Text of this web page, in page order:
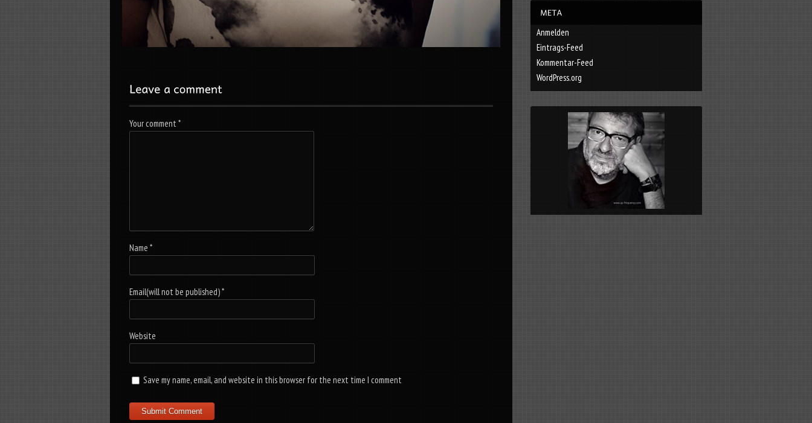
Your comment*
Name*
Email(will not be published)*
Website
Save my name, email, and website in this browser for the next time I comment
Anmelden
Eintrags-Feed
Kommentar-Feed
WordPress.org